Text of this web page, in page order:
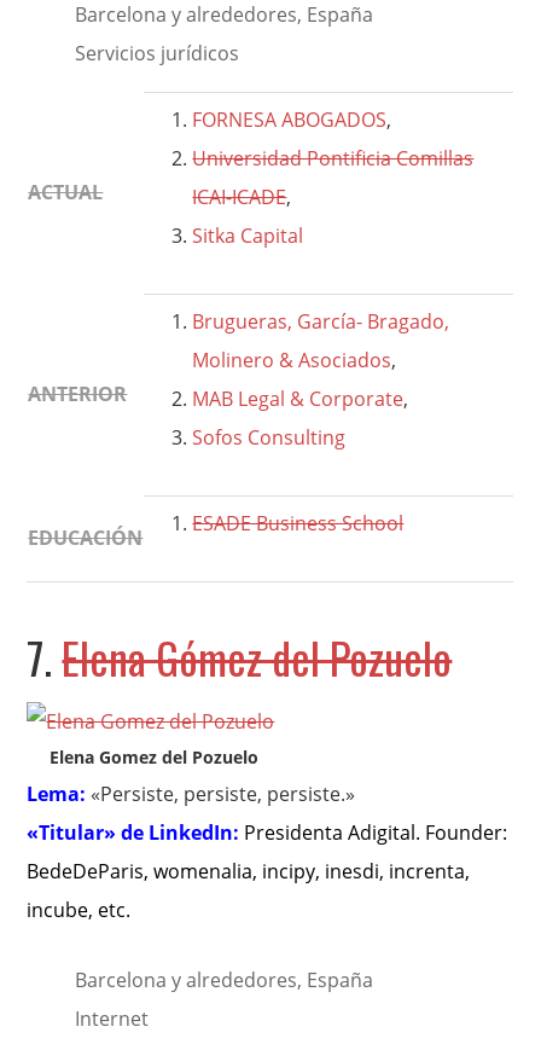
Barcelona y alrededores, España
Servicios jurídicos
ACTUAL
FORNESA ABOGADOS,
Universidad Pontificia Comillas
ICAI-ICADE,
Sitka Capital
ANTERIOR
Brugueras, García- Bragado,
Molinero & Asociados,
MAB Legal & Corporate,
Sofos Consulting
EDUCACIÓN
ESADE Business School
7.Elena Gómez del Pozuelo
Elena Gomez del Pozuelo
Lema: «Persiste, persiste, persiste.»
«Titular» de LinkedIn: Presidenta Adigital. Founder:
BedeDeParis, womenalia, incipy, inesdi, increnta,
incube, etc.
Barcelona y alrededores, España
Internet